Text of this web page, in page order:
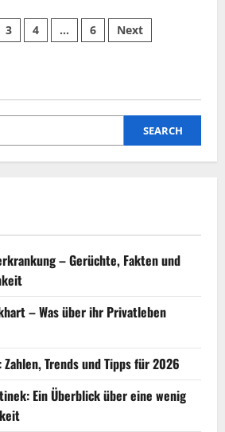
3 4 … 6 Next
SEARCH
– Gerüchte, Fakten und
– Was über ihr Privatleben
Trends und Tipps für 2026
Ein Überblick über eine wenig